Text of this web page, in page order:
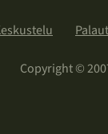
Copyright ©